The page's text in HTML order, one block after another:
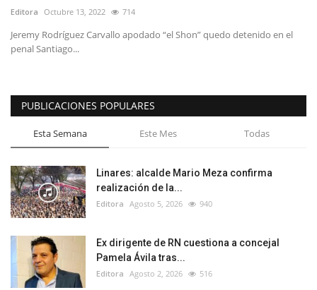
Editora Octubre 13, 2022 714
Jeremy Rodríguez Carvallo apodado “el Shon” quedo detenido en el
penal Santiago...
PUBLICACIONES POPULARES
Esta Semana Este Mes Todas
Linares: alcalde Mario Meza confirma
realización de la...
Editora Agosto 5, 2026 940
Ex dirigente de RN cuestiona a concejal
Pamela Ávila tras...
Editora Agosto 2, 2026 516